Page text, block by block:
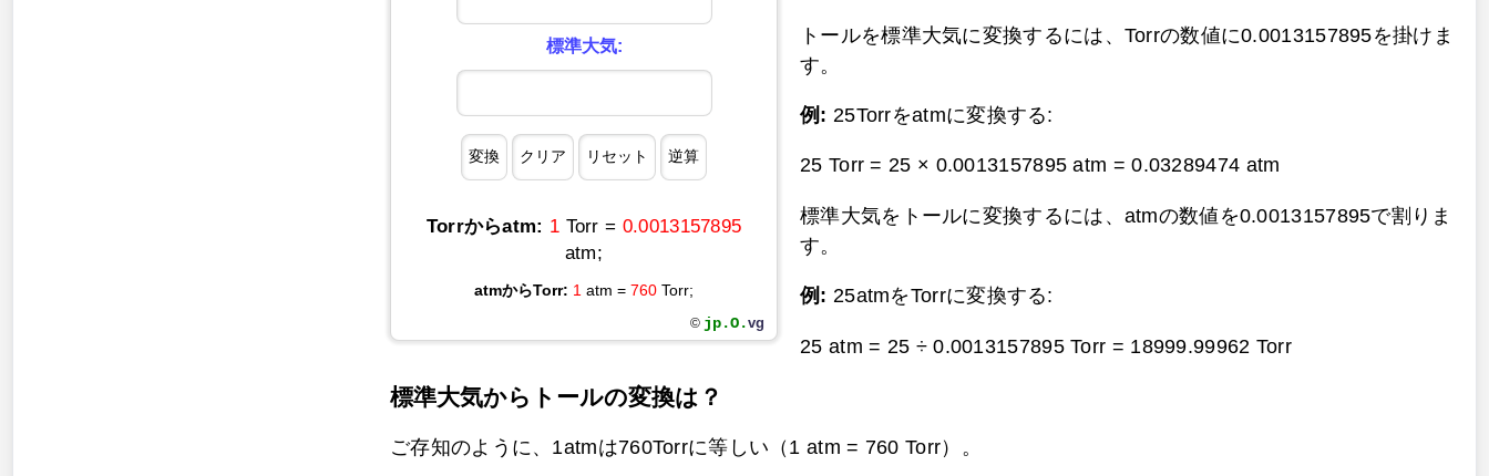
標準大気:
Torrからatm: 1 Torr = 0.0013157895
atm;
atmからTorr: 1 atm = 760 Torr;
© jp.O.vg
トールを標準大気に変換するには、Torrの数値に0.0013157895を掛けま
す。
例: 25Torrをatmに変換する:
25 Torr = 25 × 0.0013157895 atm =0.03289474 atm
標準大気をトールに変換するには、atmの数値を0.0013157895で割りま
す。
例: 25atmをTorrに変換する:
25 atm = 25 ÷ 0.0013157895 Torr = 18999.99962 Torr
標準大気からトールの変換は？
ご存知のように、1atmは760Torrに等しい（1 atm = 760 Torr）。